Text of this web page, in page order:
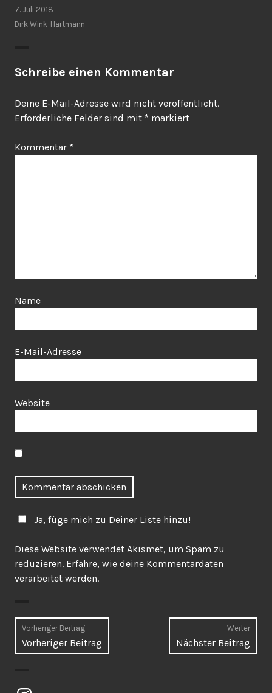
7. Juli 2018
Dirk Wink-Hartmann
Schreibe einen Kommentar
Deine E-Mail-Adresse wird nicht veröffentlicht.
Erforderliche Felder sind mit * markiert
Kommentar *
Name
E-Mail-Adresse
Website
Ja, füge mich zu Deiner Liste hinzu!
Diese Website verwendet Akismet, um Spam zu
reduzieren. Erfahre, wie deine Kommentardaten
verarbeitet werden.
Beitragsnavigation
Vorheriger Beitrag
Vorheriger
Beitrag:
Vorheriger Beitrag
Weiter
Nächster Beitrag
Instagram